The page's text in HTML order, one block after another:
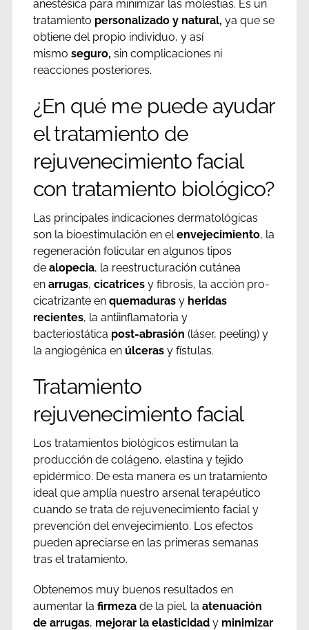
anestésica para minimizar las molestias. Es un
tratamiento personalizado y natural, ya que se
obtiene del propio individuo, y así
mismo seguro, sin complicaciones ni
reacciones posteriores.
¿En qué me puede ayudar
el tratamiento de
rejuvenecimiento facial
con tratamiento biológico?
Las principales indicaciones dermatológicas
son la bioestimulación en elenvejecimiento, la
regeneración folicular en algunos tipos
de alopecia, la reestructuración cutánea
en arrugas, cicatricesy fibrosis, la acción pro-
cicatrizante en quemadurasy heridas
recientes, la antiinflamatoria y
bacteriostática post-abrasión (láser, peeling) y
la angiogénica en úlcerasy fístulas.
Tratamiento
rejuvenecimiento facial
Los tratamientos biológicos estimulan la
producción de colágeno, elastina y tejido
epidérmico. De esta manera es un tratamiento
ideal que amplía nuestro arsenal terapéutico
cuando se trata de rejuvenecimiento facial y
prevención del envejecimiento. Los efectos
pueden apreciarse en las primeras semanas
tras el tratamiento.
Obtenemos muy buenos resultados en
aumentar la firmezade la piel, la atenuación
de arrugas, mejorar la elasticidady minimizar